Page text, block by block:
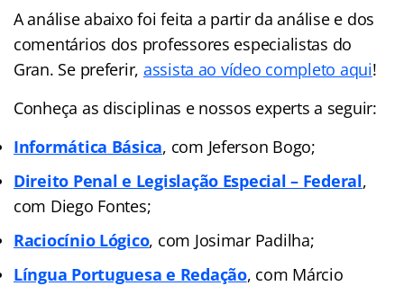
A análise abaixo foi feita a partir da análise e dos
comentários dos professores especialistas do
Gran. Se preferir, assista ao vídeo completo aqui!
Conheça as disciplinas e nossos experts a seguir:
Informática Básica, com Jeferson Bogo;
Direito Penal e Legislação Especial – Federal,
com Diego Fontes;
Raciocínio Lógico, com Josimar Padilha;
Língua Portuguesa e Redação, com Márcio